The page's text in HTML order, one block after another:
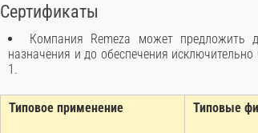
Сертификаты
Компания Remeza может предложить
назначения и до обеспечения
1.
Типовое применение Типовые